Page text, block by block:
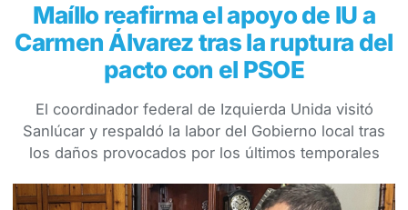
Maíllo reafirma el apoyo de IU a
Carmen Álvarez tras la ruptura del
pacto con el PSOE
El coordinador federal de Izquierda Unida visitó
Sanlúcar y respaldó la labor del Gobierno local tras
los daños provocados por los últimos temporales